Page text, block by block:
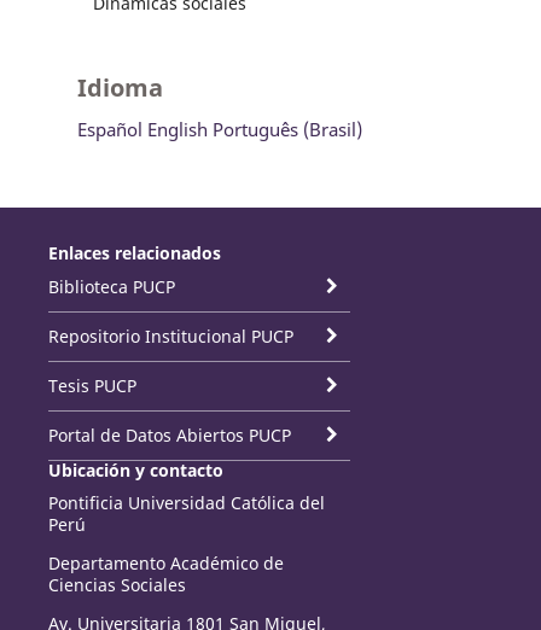
Idioma
Español English Português (Brasil)
Enlaces relacionados
Biblioteca PUCP
Repositorio Institucional PUCP
Tesis PUCP
Portal de Datos Abiertos PUCP
Ubicación y contacto
Pontificia Universidad Católica del
Perú
Departamento Académico de
Ciencias Sociales
Av. Universitaria 1801 San Miguel,